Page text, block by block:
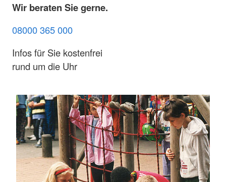
Wir beraten Sie gerne.
08000 365 000
Infos für Sie kostenfrei
rund um die Uhr